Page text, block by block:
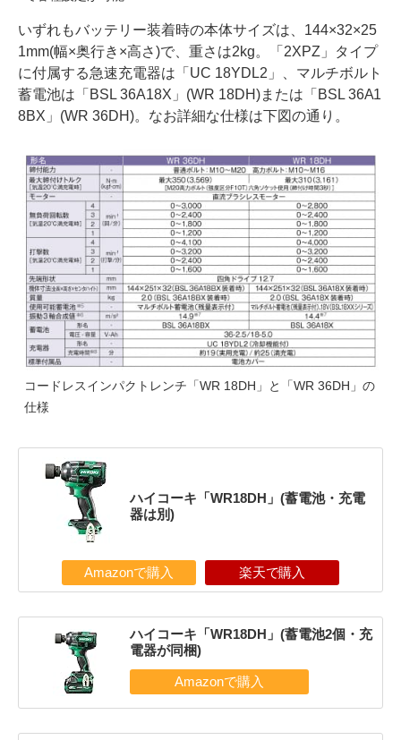
いずれもバッテリー装着時の本体サイズは、144×32×25
1mm(幅×奥行き×高さ)で、重さは2kg。「2XPZ」タイプ
に付属する急速充電器は「UC 18YDL2」、マルチボルト
蓄電池は「BSL 36A18X」(WR 18DH)または「BSL 36A1
8BX」(WR 36DH)。なお詳細な仕様は下図の通り。
コードレスインパクトレンチ「WR 18DH」と「WR 36DH」の
仕様
ハイコーキ「WR18DH」(蓄電池・充電
器は別)
Amazonで購入 楽天で購入
ハイコーキ「WR18DH」(蓄電池2個・充
電器が同梱)